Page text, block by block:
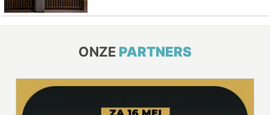
ONZE PARTNERS